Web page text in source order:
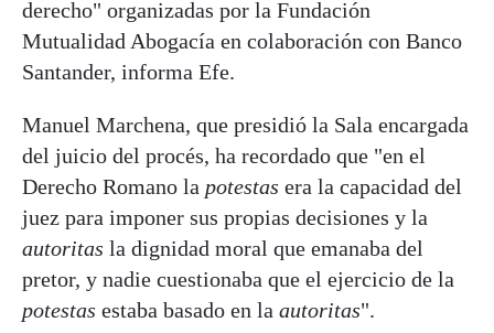
derecho" organizadas por la Fundación
Mutualidad Abogacía en colaboración con Banco
Santander, informa Efe.
Manuel Marchena, que presidió la Sala encargada
del juicio del procés, ha recordado que "en el
Derecho Romano la potestas era la capacidad del
juez para imponer sus propias decisiones y la
autoritas la dignidad moral que emanaba del
pretor, y nadie cuestionaba que el ejercicio de la
potestas estaba basado en la autoritas".